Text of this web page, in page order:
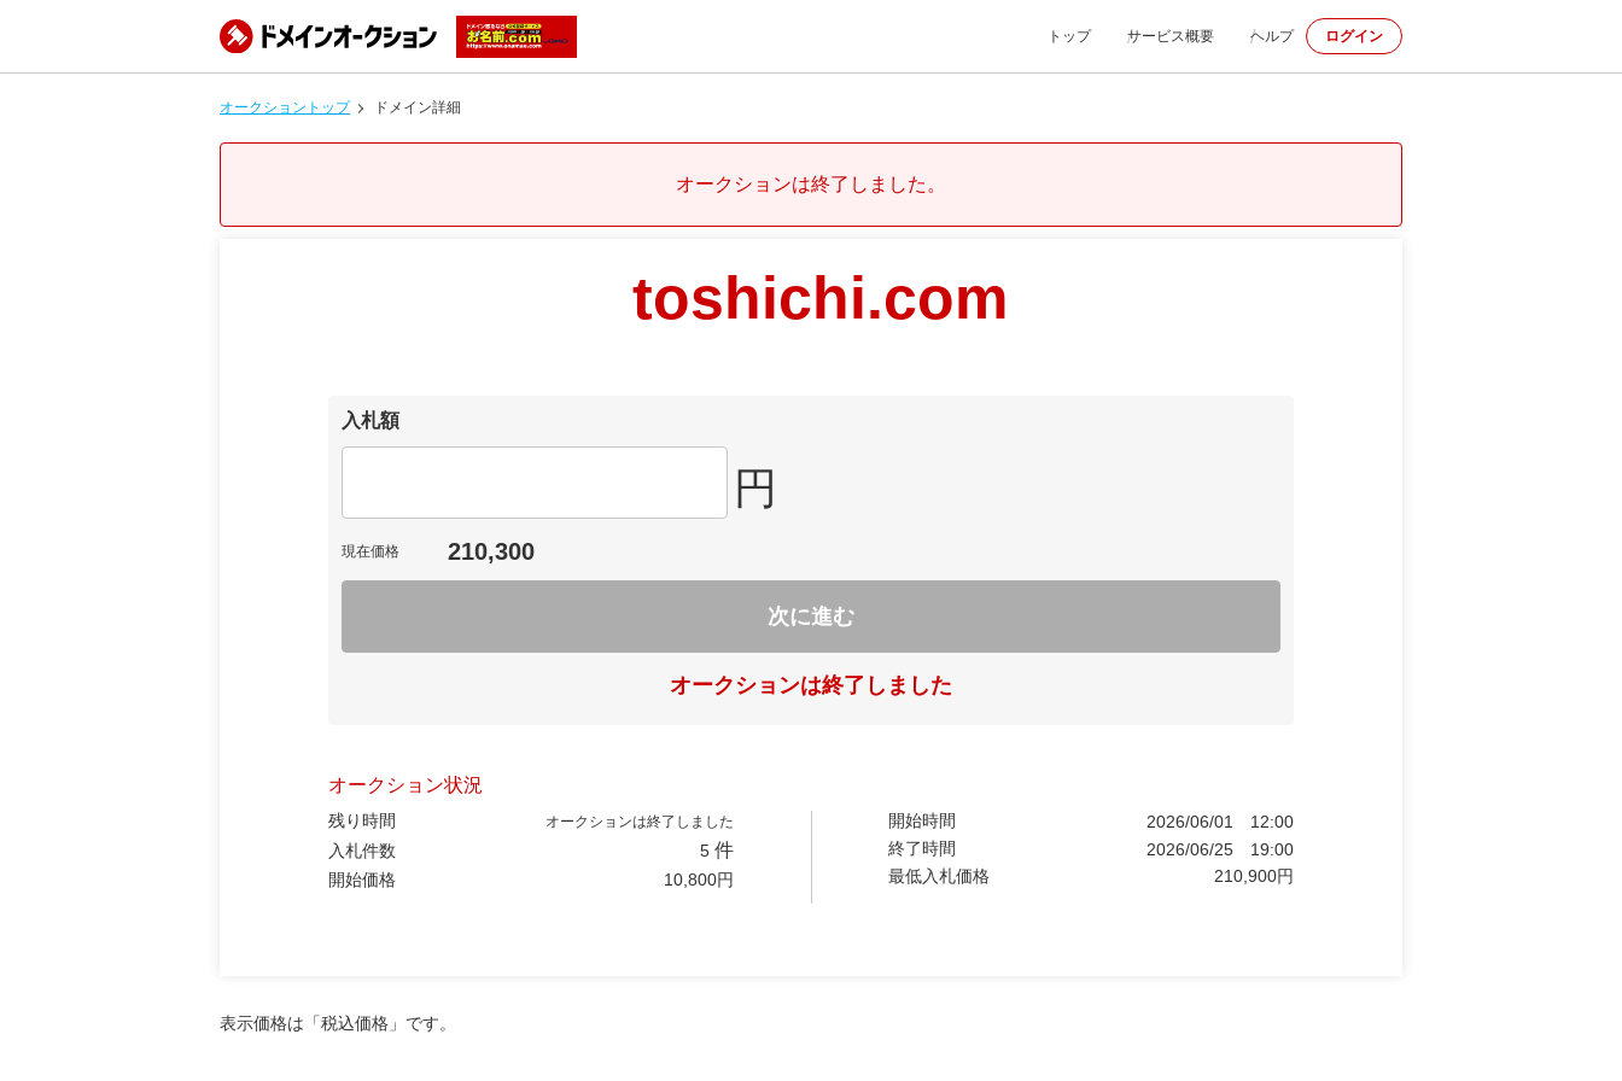
トップ サービス概要 ヘルプ ログイン
オークショントップ ドメイン詳細
オークションは終了しました。
toshichi.com
入札額
円
現在価格 210,300
次に進む
オークションは終了しました
オークション状況
残り時間 オークションは終了しました
入札件数 5 件
開始価格 10,800円
開始時間 2026/06/01
12:00
終了時間
2026/06/25
19:00
最低入札価格
210,900円
表示価格は「税込価格」です。